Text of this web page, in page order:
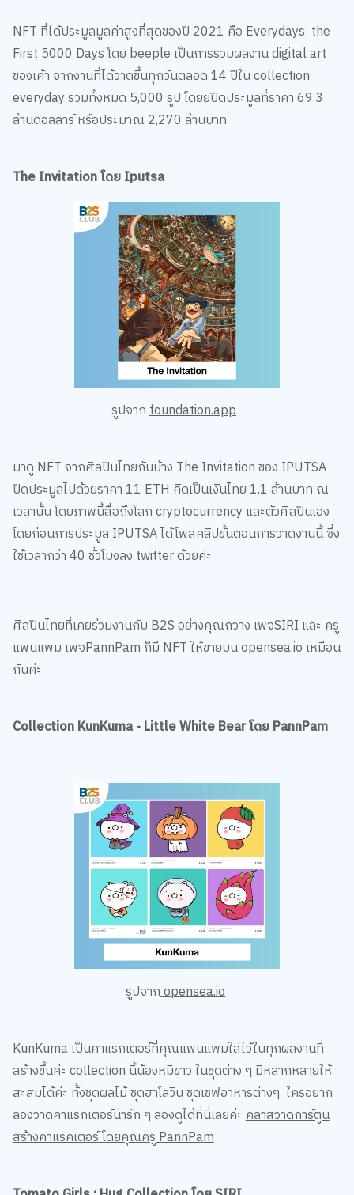
NFT ที่ได้ประมูลมูลค่าสูงที่สุดของปี 2021 คือ Everydays: the
First 5000 Days โดย beeple เป็นการรวมผลงาน digital art
ของเค้า จากงานที่ได้วาดขึ้นทุกวันตลอด 14 ปีใน collection
everyday รวมทั้งหมด 5,000 รูป โดยยปิดประมูลที่ราคา 69.3
ล้านดอลลาร์ หรือประมาณ 2,270 ล้านบาท
The Invitation โดย Iputsa
รูปจากfoundation.app
มาดู NFT จากศิลปินไทยกันบ้าง The Invitation ของ IPUTSA
ปิดประมูลไปด้วยราคา 11 ETH คิดเป็นเงินไทย 1.1 ล้านบาท ณ
เวลานั้น โดยภาพนี้สื่อถึงโลก cryptocurrency และตัวศิลปินเอง
โดยก่อนการประมูล IPUTSA ได้โพสคลิปขั้นตอนการวาดงานนี้ ซึ่ง
ใช้เวลากว่า 40 ชั่วโมงลง twitter ด้วยค่ะ
ศิลปินไทยที่เคยร่วมงานกับ B2S อย่างคุณกวาง เพจSIRI และ ครู
แพนแพม เพจPannPam ก็มี NFT ให้ขายบน opensea.io เหมือน
กันค่ะ
Collection KunKuma - Little White Bear โดย PannPam
รูปจากopensea.io
KunKuma เป็นคาแรกเตอร์ที่คุณแพนแพมใส่ไว้ในทุกผลงานที่
สร้างขึ้นค่ะ collection นี้น้องหมีขาว ในชุดต่าง ๆ มีหลากหลายให้
สะสมได้ค่ะ ทั้งชุดผลไม้ ชุดฮาโลวีน ชุดเชฟอาหารต่างๆ ใครอยาก
ลองวาดคาแรกเตอร์น่ารัก ๆ ลองดูได้ที่นี่เลยค่ะคลาสวาดการ์ตูน
สร้างคาแรคเตอร์ โดยคุณครู PannPam